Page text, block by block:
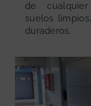
de
suelos
duraderos.